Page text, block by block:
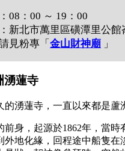
08：00 ～ 19：00
新北市萬里區磺潭里公館
見粉專「 金山財神廟 」
湧蓮寺
的湧蓮寺，一直以來都是蘆
前身，起源於1862年，當時
外地化緣，回程途中船隻在